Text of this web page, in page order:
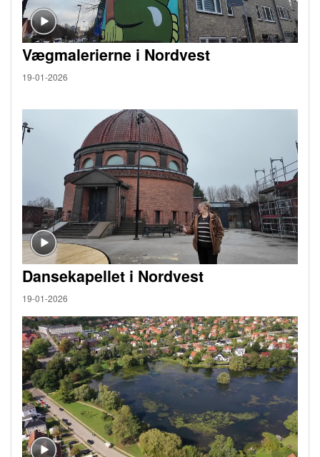
Vægmalerierne i Nordvest
19-01-2026
Dansekapellet i Nordvest
19-01-2026